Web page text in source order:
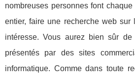
nombreuses personnes font
entier, faire une recherche web sur
intéresse. Vous aurez bien sûr de
présentés par des sites
informatique. Comme dans toute